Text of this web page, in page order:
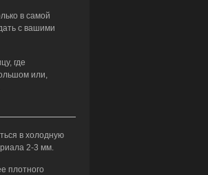
в самой
с вашими
где
или,
в холодную
2-3 мм.
плотного